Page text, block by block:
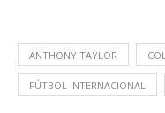
ANTHONY TAYLOR
FÚTBOL INTERNACIONAL